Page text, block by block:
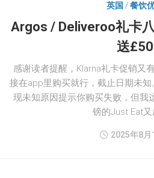
英国 /餐饮
Argos / Deliveroo礼卡
送£50
感谢读者提醒，Klarna礼卡促销又
接在app里购买就行，截止日期未
现未知原因提示你购买失败，但我
镑的Just Eat又
2025年8月